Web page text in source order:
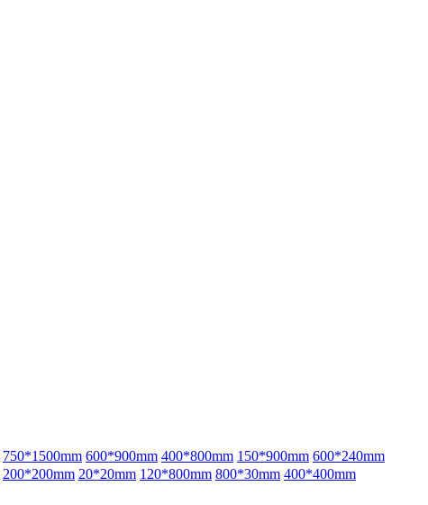
750*1500mm 600*900mm 400*800mm 150*900mm 600*240mm
200*200mm 20*20mm 120*800mm 800*30mm 400*400mm